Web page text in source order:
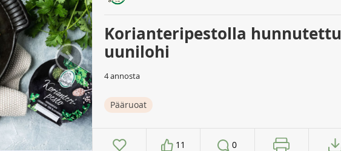
›
Korianteripestolla hunnutettu
uunilohi
4 annosta
Pääruoat
11 0